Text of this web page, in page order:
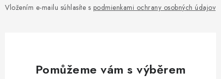
Vložením e-mailu súhlasíte s podmienkami ochrany osobných údajov
Pomůžeme vám s výběrem